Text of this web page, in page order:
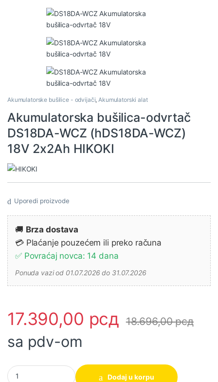
Akumulatorske bušilice - odvijači,Akumulatorski alat
Akumulatorska bušilica-odvrtač
DS18DA-WCZ (hDS18DA-WCZ)
18V 2x2Ah HIKOKI
Uporedi proizvode
🚚 Brza dostava
💳 Plaćanje pouzećem ili preko računa
✅ Povraćaj novca: 14 dana
Ponuda vazi od 01.07.2026 do 31.07.2026
17.390,00 рсд 18.696,00рсд
sa pdv-om
Akumulatorska bušilica-odvrtač DS18DA-WCZ (hDS18DA-
Dodaj u korpu